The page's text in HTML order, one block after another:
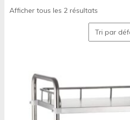
Afficher tous les 2 résultats